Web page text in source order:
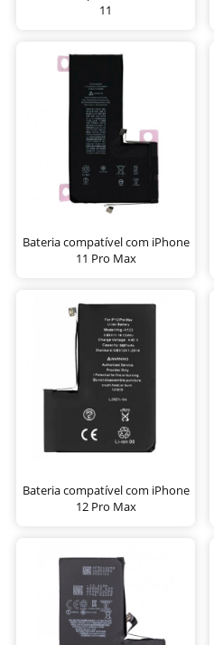
11
Bateria compatível com iPhone
11 Pro Max
Bateria compatível com iPhone
12 Pro Max